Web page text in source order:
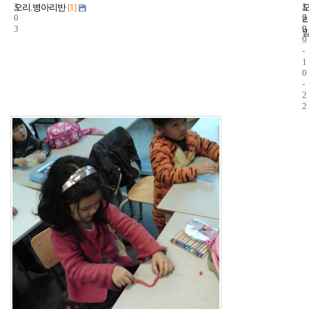
3
0
3
오리.병아리반 [1]
1
7
9
2
0
0
9
-
1
0
-
2
2